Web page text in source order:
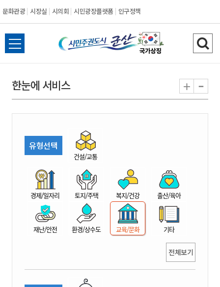
문화관광 시장실 시의회 시민광장플랫폼 인구정책
시
민
권
시
산
전
체
뉴
열
검
색
기
한눈에 서비스 + -
유형선택
건설/교통
경제/일자리 토지/주택 복지/건강 출산/육아
재난/안전 환경/상수도 교육/문화 기타
전체보기